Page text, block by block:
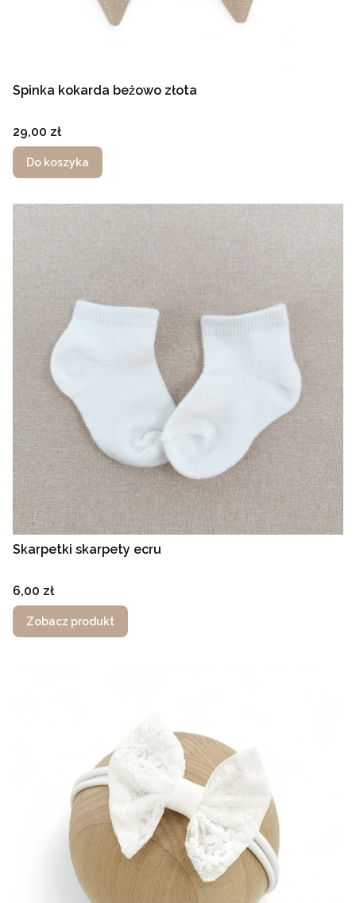
Spinka kokarda beżowo złota
Cena
29,00 zł
Do koszyka
Skarpetki skarpety ecru
Cena
6,00 zł
Zobacz produkt